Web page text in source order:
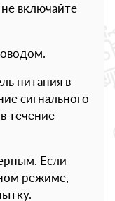
включайте
питания в
сигнального
течение
Если
режиме,